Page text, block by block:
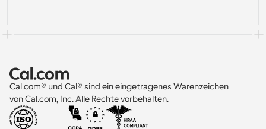
Cal.com® und Cal® sind ein eingetragenes Warenzeichen
von Cal.com, Inc. Alle Rechte vorbehalten.